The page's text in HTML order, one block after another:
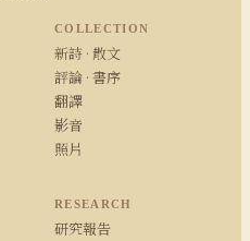
COLLECTION
新詩 · 散文
評論 · 書序
翻譯
影音
照片
RESEARCH
研究報告